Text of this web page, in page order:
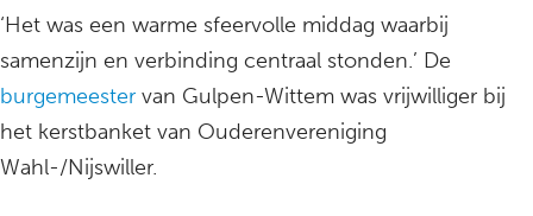
‘Het was een warme sfeervolle middag waarbij
samenzijn en verbinding centraal stonden.’ De
burgemeester van Gulpen-Wittem was vrijwilliger bij
het kerstbanket van Ouderenvereniging
Wahl-/Nijswiller.